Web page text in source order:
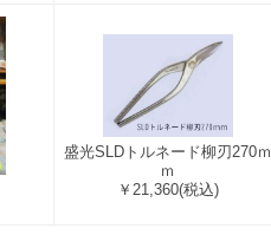
盛光SLDトルネード柳刃270ｍ
ｍ
￥21,360(税込)